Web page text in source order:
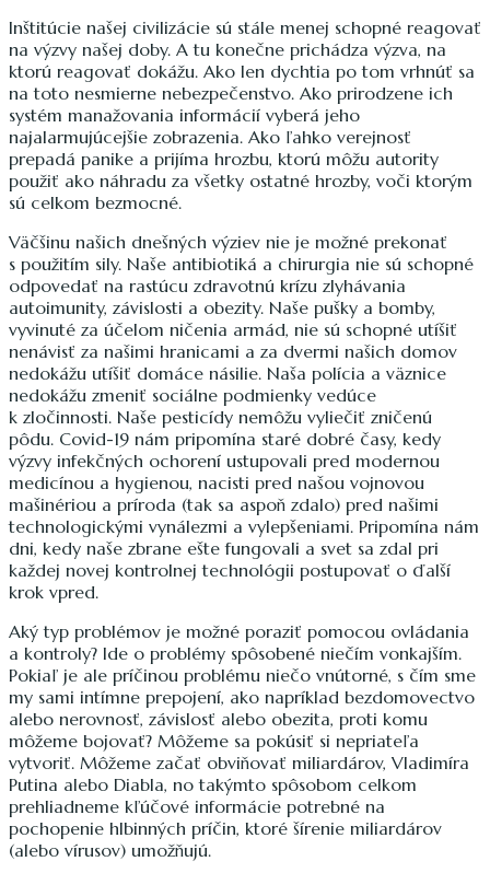
Inštitúcie našej civilizácie sú stále menej schopné reagovať
na výzvy našej doby. A tu konečne prichádza výzva, na
ktorú reagovať dokážu. Ako len dychtia po tom vrhnúť sa
na toto nesmierne nebezpečenstvo. Ako prirodzene ich
systém manažovania informácií vyberá jeho
najalarmujúcejšie zobrazenia. Ako ľahko verejnosť
prepadá panike a prijíma hrozbu, ktorú môžu autority
použiť ako náhradu za všetky ostatné hrozby, voči ktorým
sú celkom bezmocné.
Väčšinu našich dnešných výziev nie je možné prekonať
s použitím sily. Naše antibiotiká a chirurgia nie sú schopné
odpovedať na rastúcu zdravotnú krízu zlyhávania
autoimunity, závislosti a obezity. Naše pušky a bomby,
vyvinuté za účelom ničenia armád, nie sú schopné utíšiť
nenávisť za našimi hranicami a za dvermi našich domov
nedokážu utíšiť domáce násilie. Naša polícia a väznice
nedokážu zmeniť sociálne podmienky vedúce
k zločinnosti. Naše pesticídy nemôžu vyliečiť zničenú
pôdu. Covid-19 nám pripomína staré dobré časy, kedy
výzvy infekčných ochorení ustupovali pred modernou
medicínou a hygienou, nacisti pred našou vojnovou
mašinériou a príroda (tak sa aspoň zdalo) pred našimi
technologickými vynálezmi a vylepšeniami. Pripomína nám
dni, kedy naše zbrane ešte fungovali a svet sa zdal pri
každej novej kontrolnej technológii postupovať o ďalší
krok vpred.
Aký typ problémov je možné poraziť pomocou ovládania
a kontroly? Ide o problémy spôsobené niečím vonkajším.
Pokiaľ je ale príčinou problému niečo vnútorné, s čím sme
my sami intímne prepojení, ako napríklad bezdomovectvo
alebo nerovnosť, závislosť alebo obezita, proti komu
môžeme bojovať? Môžeme sa pokúsiť si nepriateľa
vytvoriť. Môžeme začať obviňovať miliardárov, Vladimíra
Putina alebo Diabla, no takýmto spôsobom celkom
prehliadneme kľúčové informácie potrebné na
pochopenie hlbinných príčin, ktoré šírenie miliardárov
(alebo vírusov) umožňujú.